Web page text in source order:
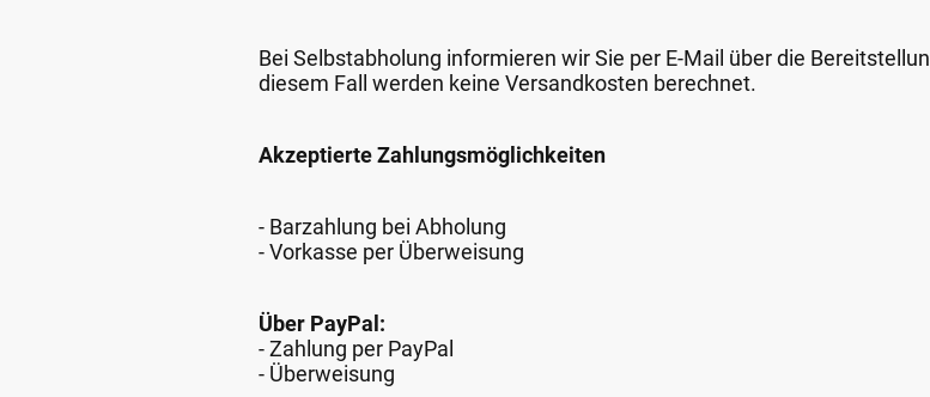
Bei Selbstabholung informieren wir Sie per E-Mail über die
diesem Fall werden keine Versandkosten berechnet.
Akzeptierte Zahlungsmöglichkeiten
- Barzahlung bei Abholung
- Vorkasse per Überweisung
Über PayPal:
- Zahlung per PayPal
- Überweisung